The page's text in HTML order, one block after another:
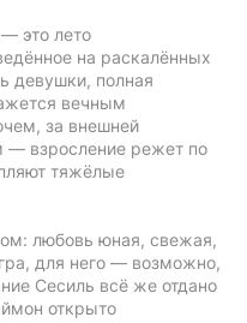
это лето
на раскалённых
девушки, полная
вечным
за внешней
— взросление режет по
тяжёлые
любовь юная, свежая,
для него — возможно,
Сесиль всё же отдано
открыто